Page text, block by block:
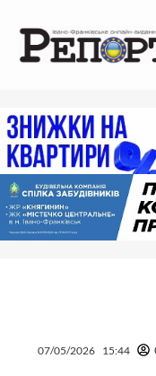
вмісту
07/05/2026 15:44